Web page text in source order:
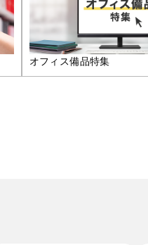
オフィス備品特集